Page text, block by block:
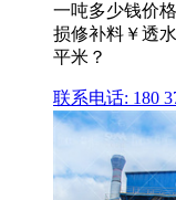
一吨多少钱价
损修补料￥透
平米？
联系电话: 180